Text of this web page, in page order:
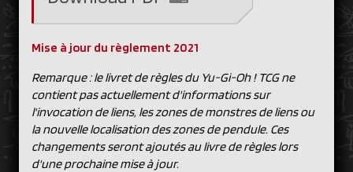
Mise à jour du règlement 2021
Remarque : le livret de règles du Yu-Gi-Oh ! TCG ne
contient pas actuellement d'informations sur
l'invocation de liens, les zones de monstres de liens ou
la nouvelle localisation des zones de pendule. Ces
changements seront ajoutés au livre de règles lors
d'une prochaine mise à jour.